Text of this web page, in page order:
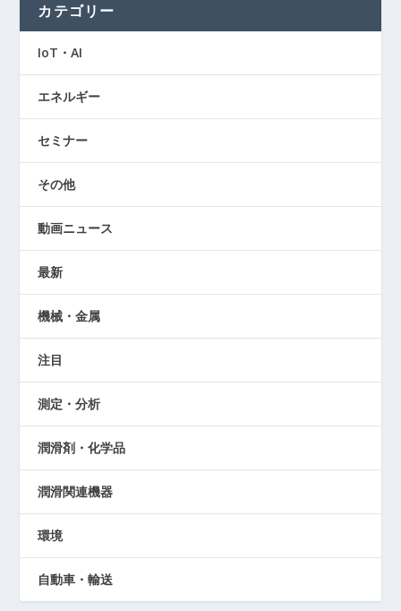
カテゴリー
IoT・AI
エネルギー
セミナー
その他
動画ニュース
最新
機械・金属
注目
測定・分析
潤滑剤・化学品
潤滑関連機器
環境
自動車・輸送